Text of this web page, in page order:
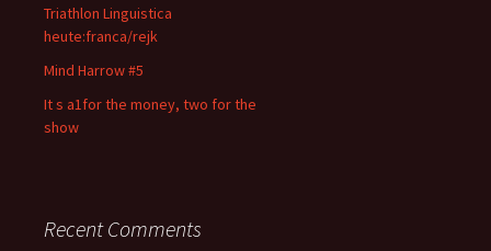
Triathlon Linguistica
heute:franca/rejk
Mind Harrow #5
It s a1for the money, two for the
show
Recent Comments